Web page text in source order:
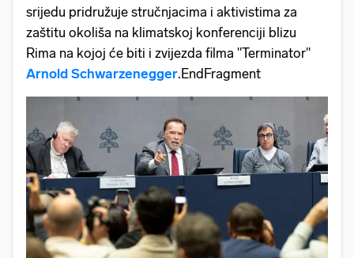
srijedu pridružuje stručnjacima i aktivistima za
zaštitu okoliša na klimatskoj konferenciji blizu
Rima na kojoj će biti i zvijezda filma "Terminator"
Arnold Schwarzenegger.EndFragment